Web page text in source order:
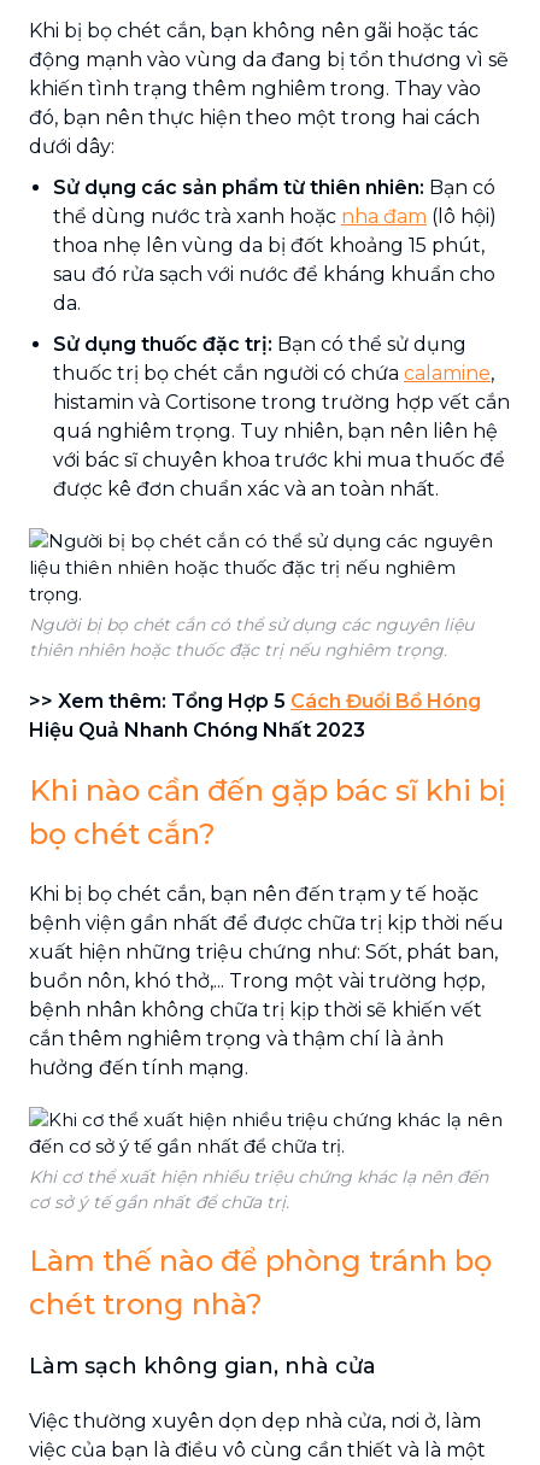
Khi bị bọ chét cắn, bạn không nên gãi hoặc tác
động mạnh vào vùng da đang bị tổn thương vì sẽ
khiến tình trạng thêm nghiêm trong. Thay vào
đó, bạn nên thực hiện theo một trong hai cách
dưới dây:
Sử dụng các sản phẩm từ thiên nhiên: Bạn có
thể dùng nước trà xanh hoặc nha đam (lô hội)
thoa nhẹ lên vùng da bị đốt khoảng 15 phút,
sau đó rửa sạch với nước để kháng khuẩn cho
da.
Sử dụng thuốc đặc trị: Bạn có thể sử dụng
thuốc trị bọ chét cắn người có chứa calamine,
histamin và Cortisone trong trường hợp vết cắn
quá nghiêm trọng. Tuy nhiên, bạn nên liên hệ
với bác sĩ chuyên khoa trước khi mua thuốc để
được kê đơn chuẩn xác và an toàn nhất.
Người bị bọ chét cắn có thể sử dụng các nguyên liệu
thiên nhiên hoặc thuốc đặc trị nếu nghiêm trọng.
>> Xem thêm: Tổng Hợp 5 Cách Đuổi Bồ Hóng
Hiệu Quả Nhanh Chóng Nhất 2023
Khi nào cần đến gặp bác sĩ khi bị
bọ chét cắn?
Khi bị bọ chét cắn, bạn nên đến trạm y tế hoặc
bệnh viện gần nhất để được chữa trị kịp thời nếu
xuất hiện những triệu chứng như: Sốt, phát ban,
buồn nôn, khó thở,... Trong một vài trường hợp,
bệnh nhân không chữa trị kịp thời sẽ khiến vết
cắn thêm nghiêm trọng và thậm chí là ảnh
hưởng đến tính mạng.
Khi cơ thể xuất hiện nhiều triệu chứng khác lạ nên đến
cơ sở ý tế gần nhất để chữa trị.
Làm thế nào để phòng tránh bọ
chét trong nhà?
Làm sạch không gian, nhà cửa
Việc thường xuyên dọn dẹp nhà cửa, nơi ở, làm
việc của bạn là điều vô cùng cần thiết và là một